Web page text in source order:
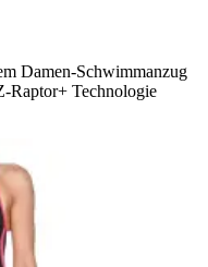
Damen-Schwimmanzug
Raptor+ Technologie